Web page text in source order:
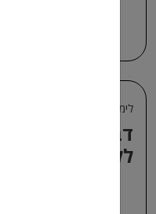
לימודים אחרי השירות הצבאי
דברים שהלוואי
ללמוד